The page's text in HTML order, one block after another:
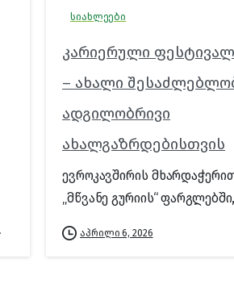
სიახლეები
კარიერული
– ახალი
ადგილობრივი
ახალგაზრდებისთვის
ევროკავშირის
„მწვანე გურიის“
აპრილი 6, 2026